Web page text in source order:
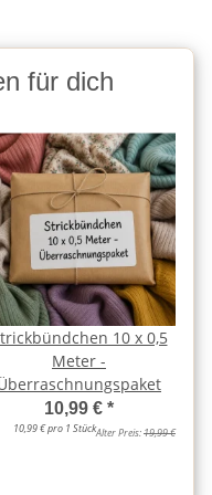
für dich
10 x 0,5
Meter -
10,99 € *
10,99 € pro 1 StückAlter Preis:19,99 €